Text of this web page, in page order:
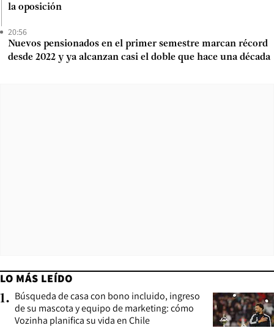
la oposición
20:56
Nuevos pensionados en el primer semestre marcan récord
desde 2022 y ya alcanzan casi el doble que hace una década
LO MÁS LEÍDO
1. Búsqueda de casa con bono incluido, ingreso
de su mascota y equipo de marketing: cómo
Vozinha planifica su vida en Chile